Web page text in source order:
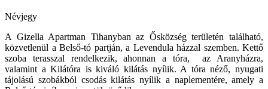
Névjegy
A Gizella Apartman Tihanyban az Ősközség területén található,
közvetlenül a Belső-tó partján, a Levendula házzal szemben. Kettő
szoba terasszal rendelkezik, ahonnan a tóra, az Aranyházra,
valamint a Kilátóra is kiváló kilátás nyílik. A tóra néző, nyugati
tájolású szobákból csodás kilátás nyílik a naplementére, amely a